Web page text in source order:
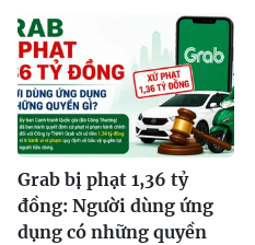
Grab bị phạt 1,36 tỷ
đồng: Người dùng ứng
dụng có những quyền